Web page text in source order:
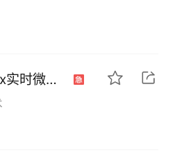
【人形机器人】Linux实时微内核/Kernel工程师